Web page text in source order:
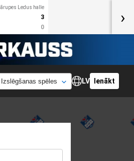
Ledus halle
3
0
›
LV Ienākt